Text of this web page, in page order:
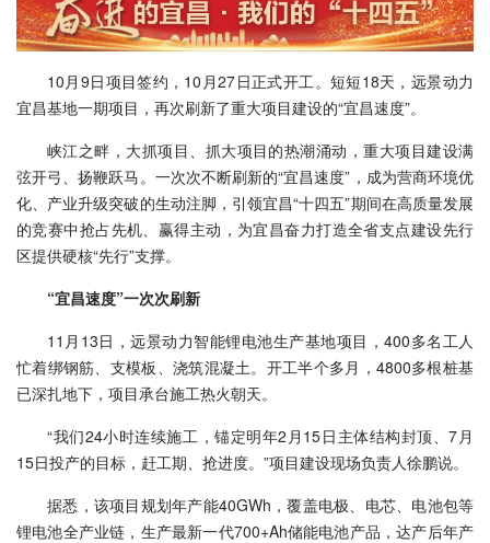
10月9日项目签约，10月27日正式开工。短短18天，远景动力
宜昌基地一期项目，再次刷新了重大项目建设的“宜昌速度”。
峡江之畔，大抓项目、抓大项目的热潮涌动，重大项目建设满
弦开弓、扬鞭跃马。一次次不断刷新的“宜昌速度”，成为营商环境优
化、产业升级突破的生动注脚，引领宜昌“十四五”期间在高质量发展
的竞赛中抢占先机、赢得主动，为宜昌奋力打造全省支点建设先行
区提供硬核“先行”支撑。
“宜昌速度”一次次刷新
11月13日，远景动力智能锂电池生产基地项目，400多名工人
忙着绑钢筋、支模板、浇筑混凝土。开工半个多月，4800多根桩基
已深扎地下，项目承台施工热火朝天。
“我们24小时连续施工，锚定明年2月15日主体结构封顶、7月
15日投产的目标，赶工期、抢进度。”项目建设现场负责人徐鹏说。
据悉，该项目规划年产能40GWh，覆盖电极、电芯、电池包等
锂电池全产业链，生产最新一代700+Ah储能电池产品，达产后年产